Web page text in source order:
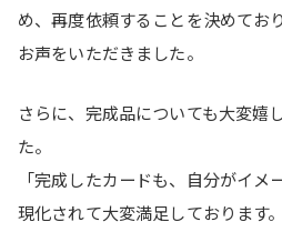
め、再度依頼することを決めてお
お声をいただきました。
さらに、完成品についても大変嬉
た。
「完成したカードも、自分がイ
現化されて大変満足しております